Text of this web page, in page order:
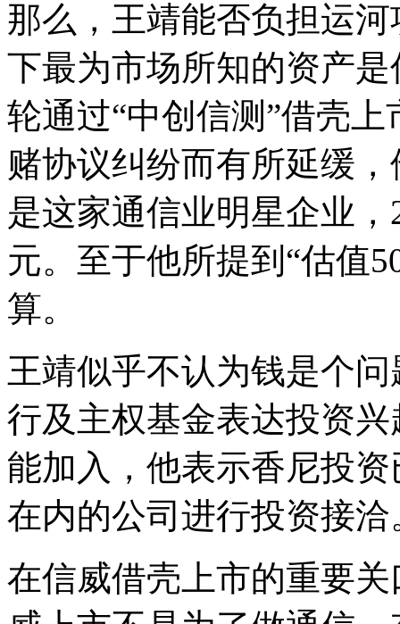
那么，王靖能否负担运
下最为市场所知的资产
轮通过“中创信测”借壳
赌协议纠纷而有所延缓
是这家通信业明星企业
元。至于他所提到“估值
算。
王靖似乎不认为钱是个
行及主权基金表达投资
能加入，他表示香尼投
在内的公司进行投资接洽
在信威借壳上市的重要